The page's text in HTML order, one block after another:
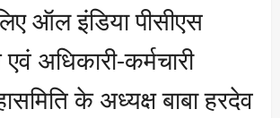
ऑल इंडिया पीसीएस
अधिकारी-कर्मचारी
के अध्यक्ष बाबा हरदेव